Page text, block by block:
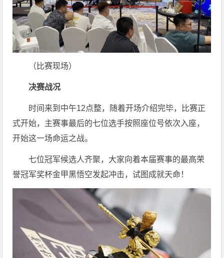
（比赛现场）
决赛战况
时间来到中午12点整，随着开场介绍完毕，比赛正
式开始，主赛事最后的七位选手按照座位号依次入座，
开始这一场命运之战。
七位冠军候选人齐聚，大家向着本届赛事的最高荣
誉冠军奖杯金甲黑悟空发起冲击，试图成就天命！